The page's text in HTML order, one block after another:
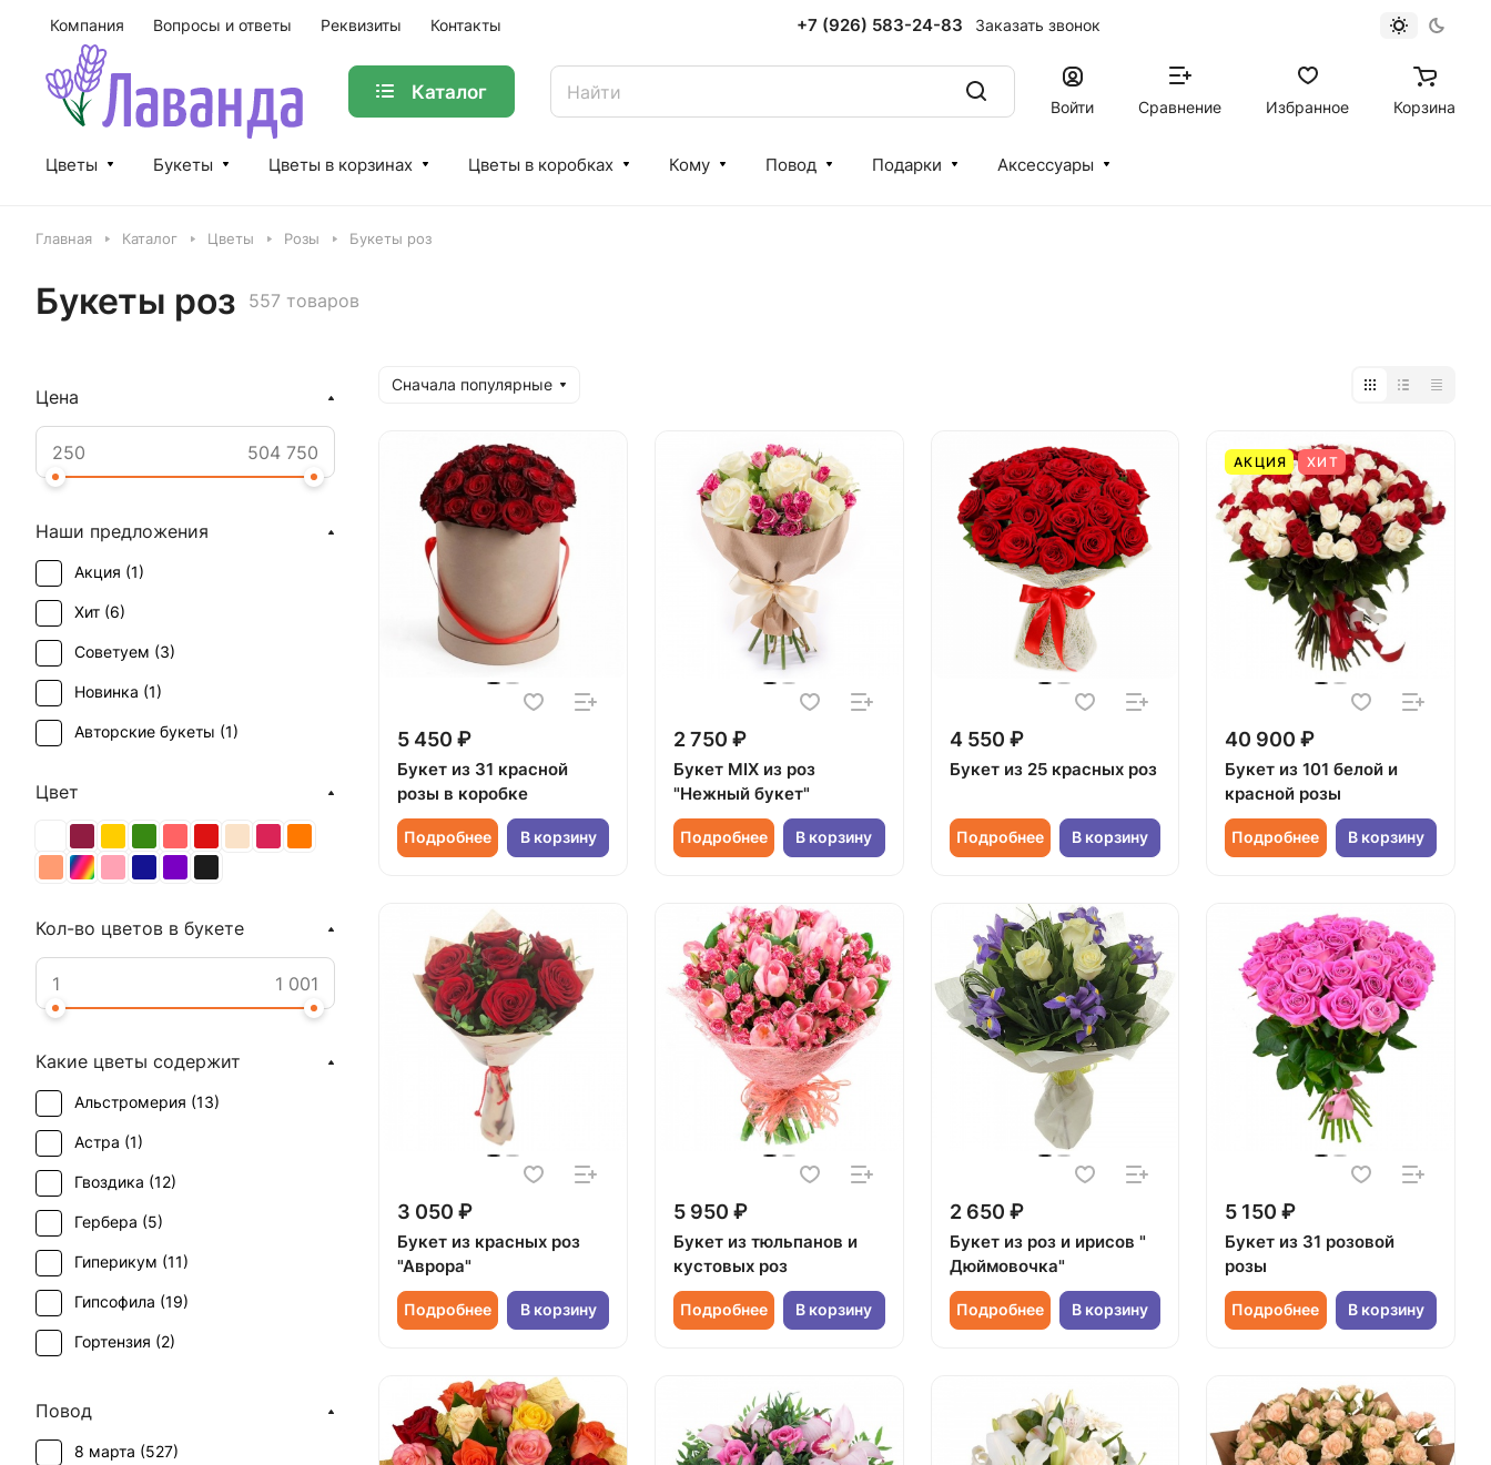
Компания Вопросы и ответы Реквизиты Контакты +7 (926) 583-24-83 Заказать звонок
Каталог
Войти Сравнение Избранное Корзина
Цветы Букеты Цветы в корзинах Цветы в коробках Кому Повод Подарки Аксессуары
Главная Каталог Цветы Розы Букеты роз
Букеты роз 557 товаров
Сначала популярные
5 450 ₽
Букет из 31 красной
розы в коробке
Подробнее В корзину
2 750 ₽
Букет MIX из роз
"Нежный букет"
Подробнее В корзину
4 550 ₽
Букет из 25 красных роз
Подробнее В корзину
АКЦИЯ ХИТ
40 900 ₽
Букет из 101 белой и
красной розы
Подробнее В корзину
3 050 ₽
Букет из красных роз
"Аврора"
Подробнее В корзину
5 950 ₽
Букет из тюльпанов и
кустовых роз
Подробнее В корзину
2 650 ₽
Букет из роз и ирисов "
Дюймовочка"
Подробнее В корзину
5 150 ₽
Букет из 31 розовой
розы
Подробнее В корзину
Цена
Наши предложения
Акция (1)
Хит (6)
Советуем (3)
Новинка (1)
Авторские букеты (1)
Цвет
Кол-во цветов в букете
Какие цветы содержит
Альстромерия (13)
Астра (1)
Гвоздика (12)
Гербера (5)
Гиперикум (11)
Гипсофила (19)
Гортензия (2)
Калла (
Краспедия (2)
Повод
8 марта (527)